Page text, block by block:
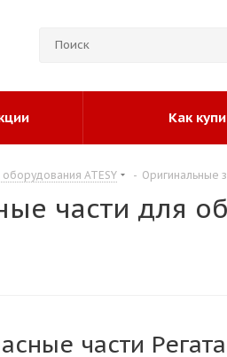
Как
ATESY - Оригинальные
части для
части